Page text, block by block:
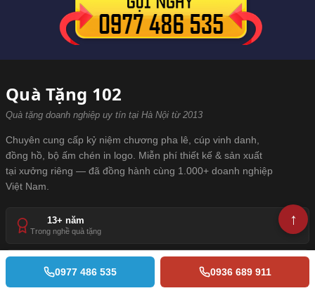
Quà Tặng 102
Quà tặng doanh nghiệp uy tín tại Hà Nội từ 2013
Chuyên cung cấp kỷ niệm chương pha lê, cúp vinh danh,
đồng hồ, bộ ấm chén in logo. Miễn phí thiết kế & sản xuất
tại xưởng riêng — đã đồng hành cùng 1.000+ doanh nghiệp
Việt Nam.
13+ năm
Trong nghề quà tặng
Đã tin dùng0977 486 535 0936 689 911